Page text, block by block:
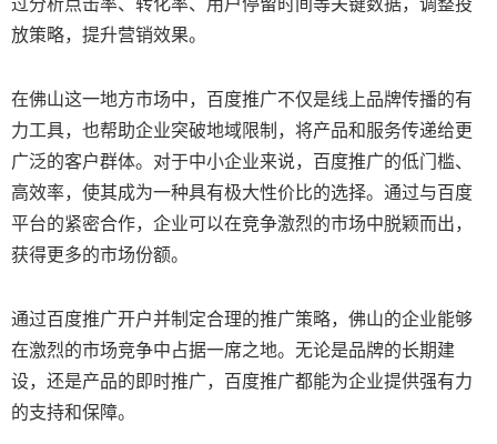
放策略，提升营销效果。
在佛山这一地方市场中，百度推广不仅是线上品牌传播的有
力工具，也帮助企业突破地域限制，将产品和服务传递给更
广泛的客户群体。对于中小企业来说，百度推广的低门槛、
高效率，使其成为一种具有极大性价比的选择。通过与百度
平台的紧密合作，企业可以在竞争激烈的市场中脱颖而出，
获得更多的市场份额。
通过百度推广开户并制定合理的推广策略，佛山的企业能够
在激烈的市场竞争中占据一席之地。无论是品牌的长期建
设，还是产品的即时推广，百度推广都能为企业提供强有力
的支持和保障。